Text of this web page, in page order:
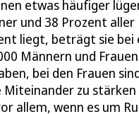
etwas häufiger
und 38 Prozent
liegt, beträgt sie
Männern und
bei den Frauen
Miteinander zu
allem, wenn es um